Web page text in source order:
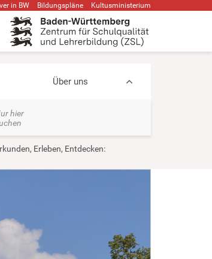
in BW Bildungspläne Kultusministerium
Über uns
hier
Erleben, Entdecken: